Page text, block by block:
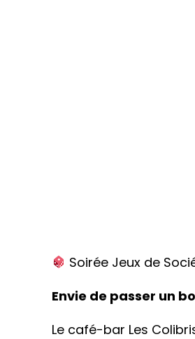
Soirée Jeux de
Envie de passer un
Le café-bar Les